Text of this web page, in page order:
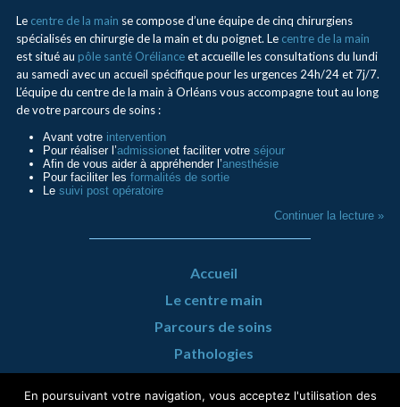
Le centre de la main se compose d’une équipe de cinq chirurgiens
spécialisés en chirurgie de la main et du poignet. Le centre de la main
est situé au pôle santé Orélianceet accueille les consultations du lundi
au samedi avec un accueil spécifique pour les urgences 24h/24 et 7j/7.
L’équipe du centre de la main à Orléans vous accompagne tout au long
de votre parcours de soins :
Avant votre intervention
Pour réaliser l’admissionet faciliter votre séjour
Afin de vous aider à appréhender l’anesthésie
Pour faciliter les formalités de sortie
Le suivi post opératoire
Continuer la lecture »
Accueil
Le centre main
Parcours de soins
Pathologies
En poursuivant votre navigation, vous acceptez l'utilisation des